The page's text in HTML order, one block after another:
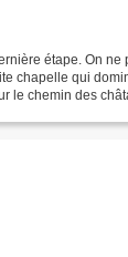
étape. On ne
chapelle qui
le chemin des